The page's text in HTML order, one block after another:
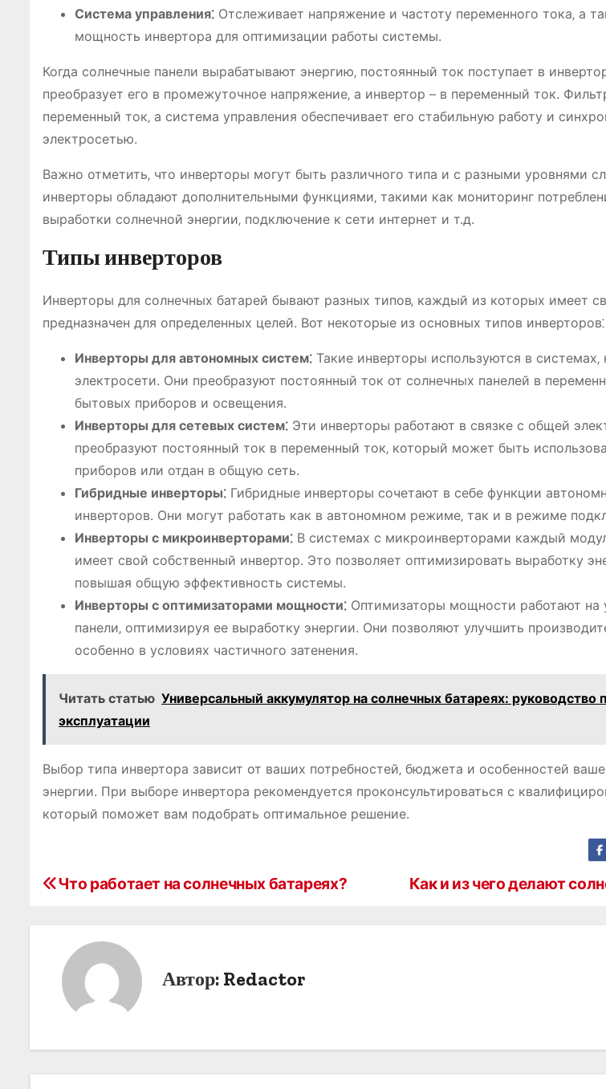
Система управления⁚ Отслеживает напряжение и частоту переменного тока‚ а
мощность инвертора для оптимизации работы системы.
Когда солнечные панели вырабатывают энергию‚ постоянный ток поступает в
преобразует его в промежуточное напряжение‚ а инвертор – в переменный ток.
переменный ток‚ а система управления обеспечивает его стабильную работу и
электросетью.
Важно отметить‚ что инверторы могут быть различного типа и с разными уровнями
инверторы обладают дополнительными функциями‚ такими как мониторинг
выработки солнечной энергии‚ подключение к сети интернет и т.д.
Типы инверторов
Инверторы для солнечных батарей бывают разных типов‚ каждый из которых имеет
предназначен для определенных целей. Вот некоторые из основных типов инверторов⁚
Инверторы для автономных систем⁚ Такие инверторы используются в
электросети. Они преобразуют постоянный ток от солнечных панелей в
бытовых приборов и освещения.
Инверторы для сетевых систем⁚ Эти инверторы работают в связке с общей
преобразуют постоянный ток в переменный ток‚ который может быть
приборов или отдан в общую сеть.
Гибридные инверторы⁚ Гибридные инверторы сочетают в себе функции
инверторов. Они могут работать как в автономном режиме‚ так и в режиме
Инверторы с микроинверторами⁚ В системах с микроинверторами каждый
имеет свой собственный инвертор. Это позволяет оптимизировать выработку
повышая общую эффективность системы.
Инверторы с оптимизаторами мощности⁚ Оптимизаторы мощности работают на
панели‚ оптимизируя ее выработку энергии. Они позволяют улучшить
особенно в условиях частичного затенения.
Читать статью Универсальный аккумулятор на солнечных батареях: руководство
эксплуатации
Выбор типа инвертора зависит от ваших потребностей‚ бюджета и особенностей
энергии. При выборе инвертора рекомендуется проконсультироваться с
который поможет вам подобрать оптимальное решение.
Н
а
Как и из чего делают
Что работает на солнечных батареях?
Автор: Redactor